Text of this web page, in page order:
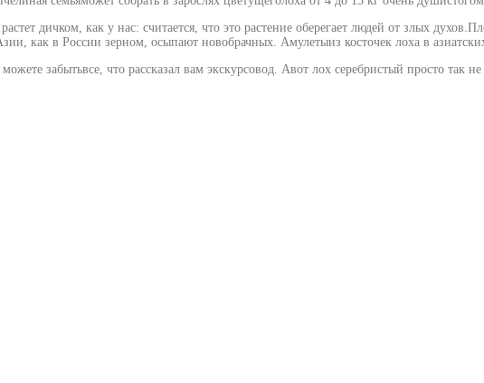
дичком, как у нас: считается, что это растение оберегает людей от злых
как в России зерном, осыпают новобрачных. Амулетыиз косточек лоха в азиатских
забытьвсе, что рассказал вам экскурсовод. Авот лох серебристый просто так не